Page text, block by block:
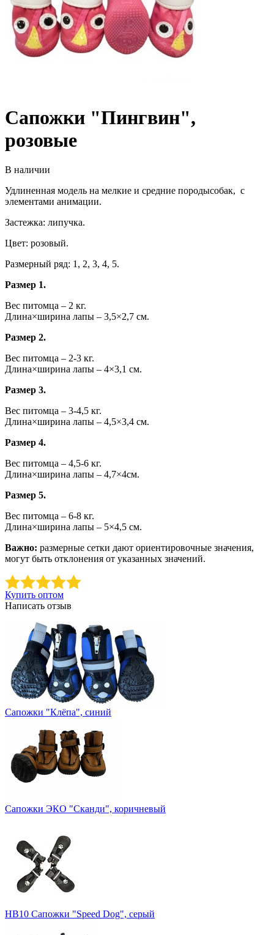
Сапожки "Пингвин",
розовые
В наличии
Удлиненная модель на мелкие и средние породысобак, с
элементами анимации.
Застежка: липучка.
Цвет: розовый.
Размерный ряд: 1, 2, 3, 4, 5.
Размер 1.
Вес питомца – 2 кг.
Длина×ширина лапы – 3,5×2,7 см.
Размер 2.
Вес питомца – 2-3 кг.
Длина×ширина лапы – 4×3,1 см.
Размер 3.
Вес питомца – 3-4,5 кг.
Длина×ширина лапы – 4,5×3,4 см.
Размер 4.
Вес питомца – 4,5-6 кг.
Длина×ширина лапы – 4,7×4см.
Размер 5.
Вес питомца – 6-8 кг.
Длина×ширина лапы – 5×4,5 см.
Важно: размерные сетки дают ориентировочные значения,
могут быть отклонения от указанных значений.
Купить оптом
Написать отзыв
Сапожки "Клёпа", синий
Сапожки ЭКО "Сканди", коричневый
НВ10 Сапожки "Speed Dog", серый